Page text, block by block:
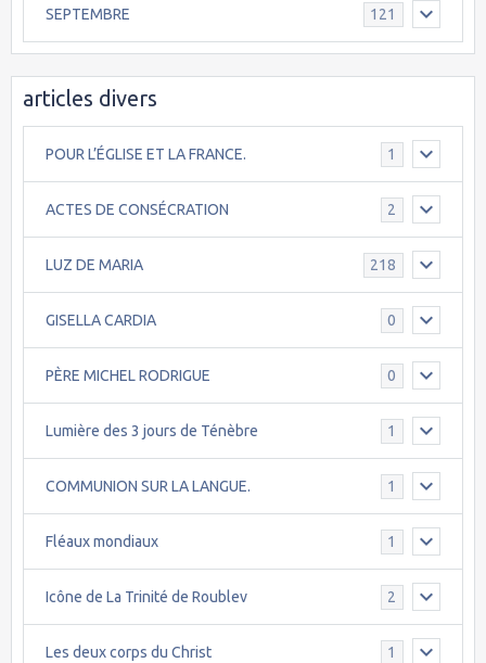
SEPTEMBRE 121
articles divers
POUR L’ÉGLISE ET LA FRANCE. 1
ACTES DE CONSÉCRATION 2
LUZ DE MARIA 218
GISELLA CARDIA 0
PÈRE MICHEL RODRIGUE 0
Lumière des 3 jours de Ténèbre 1
COMMUNION SUR LA LANGUE. 1
Fléaux mondiaux 1
Icône de La Trinité de Roublev 2
Les deux corps du Christ 1